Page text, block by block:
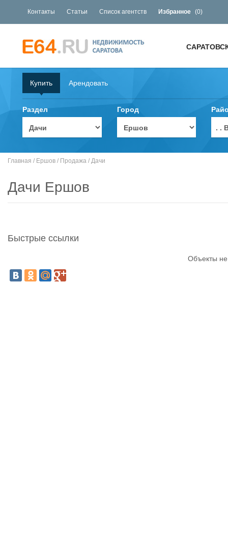
Контакты Статьи Список агентств Избранное (0)
Купить Арендовать
Раздел Город
. .
Главная / Ершов / Продажа / Дачи
Дачи Ершов
Быстрые ссылки
Объекты